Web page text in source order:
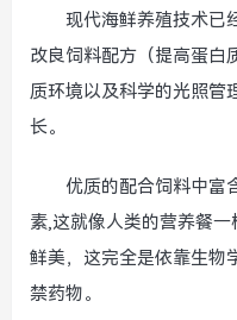
现代海鲜养殖技术已
改良饲料配方（提高蛋白
质环境以及科学的光照管
长。
优质的配合饲料中富
素,这就像人类的营养餐
鲜美，这完全是依靠生物
禁药物。